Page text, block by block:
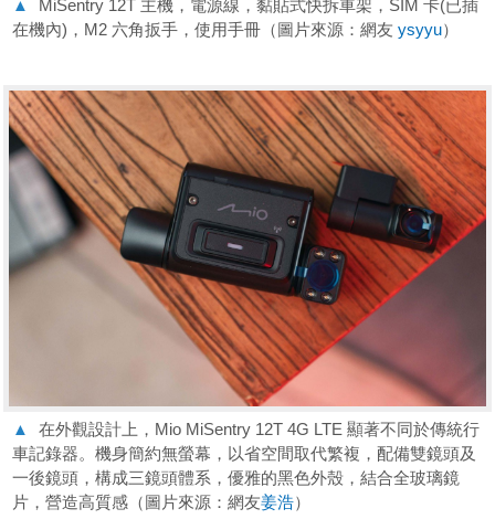
▲
MiSentry 12T 主機，電源線，黏貼式快拆車架，SIM 卡(已插
在機內)，M2 六角扳手，使用手冊（圖片來源：網友 ysyyu）
▲
在外觀設計上，Mio MiSentry 12T 4G LTE 顯著不同於傳統行
車記錄器。機身簡約無螢幕，以省空間取代繁複，配備雙鏡頭及
一後鏡頭，構成三鏡頭體系，優雅的黑色外殼，結合全玻璃鏡
片，營造高質感（圖片來源：網友姜浩）